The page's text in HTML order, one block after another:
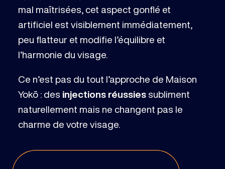
mal maîtrisées, cet aspect gonflé et
artificiel est visiblement immédiatement,
peu flatteur et modifie l’équilibre et
l’harmonie du visage.
Ce n’est pas du tout l’approche de Maison
Yokō : des injections réussiessubliment
naturellement mais ne changent pas le
charme de votre visage.